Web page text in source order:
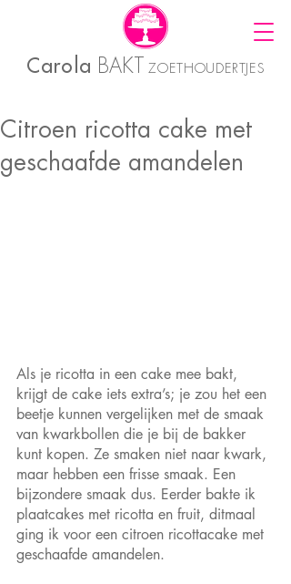
Carola BAKT ZOETHOUDERTJES
Citroen ricotta cake met
geschaafde amandelen
Als je ricotta in een cake mee bakt,
krijgt de cake iets extra’s; je zou het een
beetje kunnen vergelijken met de smaak
van kwarkbollen die je bij de bakker
kunt kopen. Ze smaken niet naar kwark,
maar hebben een frisse smaak. Een
bijzondere smaak dus. Eerder bakte ik
plaatcakes met ricotta en fruit, ditmaal
ging ik voor een citroen ricottacake met
geschaafde amandelen.